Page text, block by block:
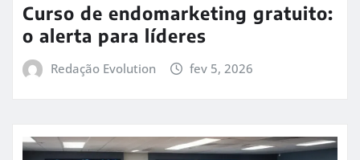
Curso de endomarketing gratuito:
o alerta para líderes
Redação Evolution fev 5, 2026